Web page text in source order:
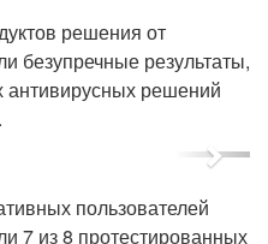
решения от
безупречные результаты,
антивирусных решений
Next
пользователей
7 из 8 протестированных